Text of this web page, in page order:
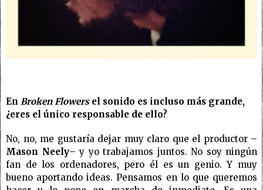
En Broken Flowersel sonido es incluso más grande,
¿eres el único responsable de ello?
No, no, me gustaría dejar muy claro que el productor –
Mason Neely– y yo trabajamos juntos. No soy ningún
fan de los ordenadores, pero él es un genio. Y muy
bueno aportando ideas. Pensamos en lo que queremos